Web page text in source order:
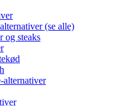
(se alle)
og steaks
alternativer